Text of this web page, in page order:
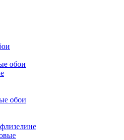
обои
обои